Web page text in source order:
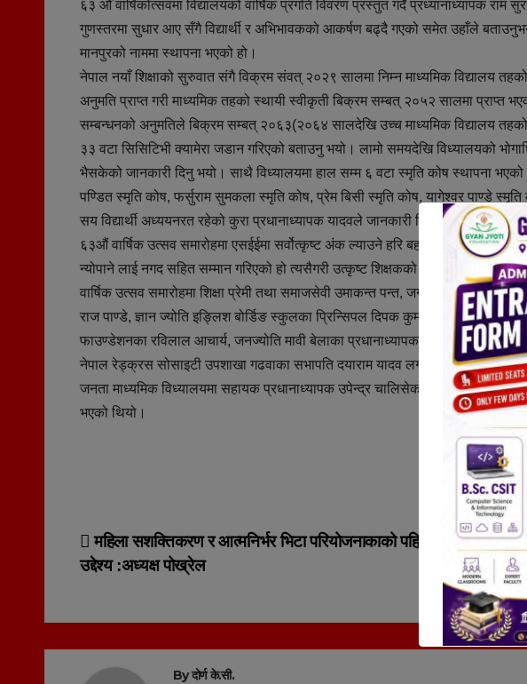
६३ औँ वार्षिकोत्सवमा विद्यालयको वार्षिक प्रगति विवरण प्रस्तुत गर्दै प्रध्यानाध्यापक
गुणस्तरमा सुधार आए सँगै विद्यार्थी र अभिभावकको आकर्षण बढ्दै गएको समेत उहाँले
मानपुरको नाममा स्थापना भएको हो।
नेपाल नयाँ शिक्षाको सुरुवात संगै विक्रम संवत् २०२९ सालमा निम्न माध्यमिक विद्यालय
अनुमति प्राप्त गरी माध्यमिक तहको स्थायी स्वीकृती बिक्रम सम्बत् २०५२ सालमा प्राप्त
सम्बन्धनको अनुमतिले बिक्रम सम्बत् २०६३(२०६४ सालदेखि उच्च माध्यमिक विद्यालय
३३ वटा सिसिटिभी क्यामेरा जडान गरिएको बताउनु भयो। लामो समयदेखि विध्यालयको
भैसकेको जानकारी दिनु भयो। साथै विध्यालयमा हाल सम्म ६ वटा स्मृति कोष स्थापना
पण्डित स्मृति कोष, फर्सुराम सुमकला स्मृति कोष, प्रेम बिसी स्मृति कोष, यागेश्वर पाण्डे
सय विद्यार्थी अध्ययनरत रहेको कुरा प्रधानाध्यापक यादवले जानकारी दिनुभयो।
६३औं वार्षिक उत्सव समारोहमा एसईईमा सर्वोत्कृष्ट अंक ल्याउने हरि बहादुर स्मृति कोष
न्योपाने लाई नगद सहित सम्मान गरिएको हो त्यसैगरी उत्कृष्ट शिक्षकको रुपमा बर्ष शिक्षक
वार्षिक उत्सव समारोहमा शिक्षा प्रेमी तथा समाजसेवी उमाकन्त पन्त, जगतराम यादव, गणेश
राज पाण्डे, ज्ञान ज्योति इङ्लिश बोर्डिङ स्कुलका प्रिन्सिपल दिपक कुमार यादव, शुभतारा
फाउण्डेशनका रविलाल आचार्य, जनज्योति मावी बेलाका प्रधानाध्यापक केशवराम यादव,
नेपाल रेड्क्रस सोसाइटी उपशाखा गढवाका सभापति दयाराम यादव लगाएतकाले बोल्नु
जनता माध्यमिक विध्यालयमा सहायक प्रधानाध्यापक उपेन्द्र चालिसेको स्वागत मन्तव्य
भएको थियो।
Post
navigation
विकासको
महिला सशक्तिकरण र आत्मनिर्भर भिटा परियोजनाकाको पहिलो
उद्देश्य :अध्यक्ष पोख्रेल
Byदोर्ण के.सी.